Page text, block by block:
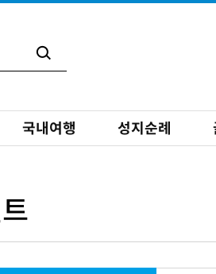
국내여행 성지순례